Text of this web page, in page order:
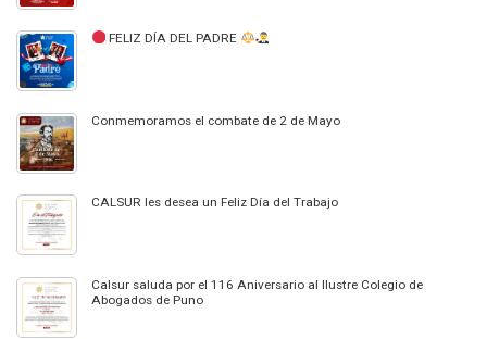
FELIZ DÍA DEL PADRE
Conmemoramos el combate de 2 de Mayo
CALSUR les desea un Feliz Día del Trabajo
Calsur saluda por el 116 Aniversario al Ilustre Colegio de
Abogados de Puno